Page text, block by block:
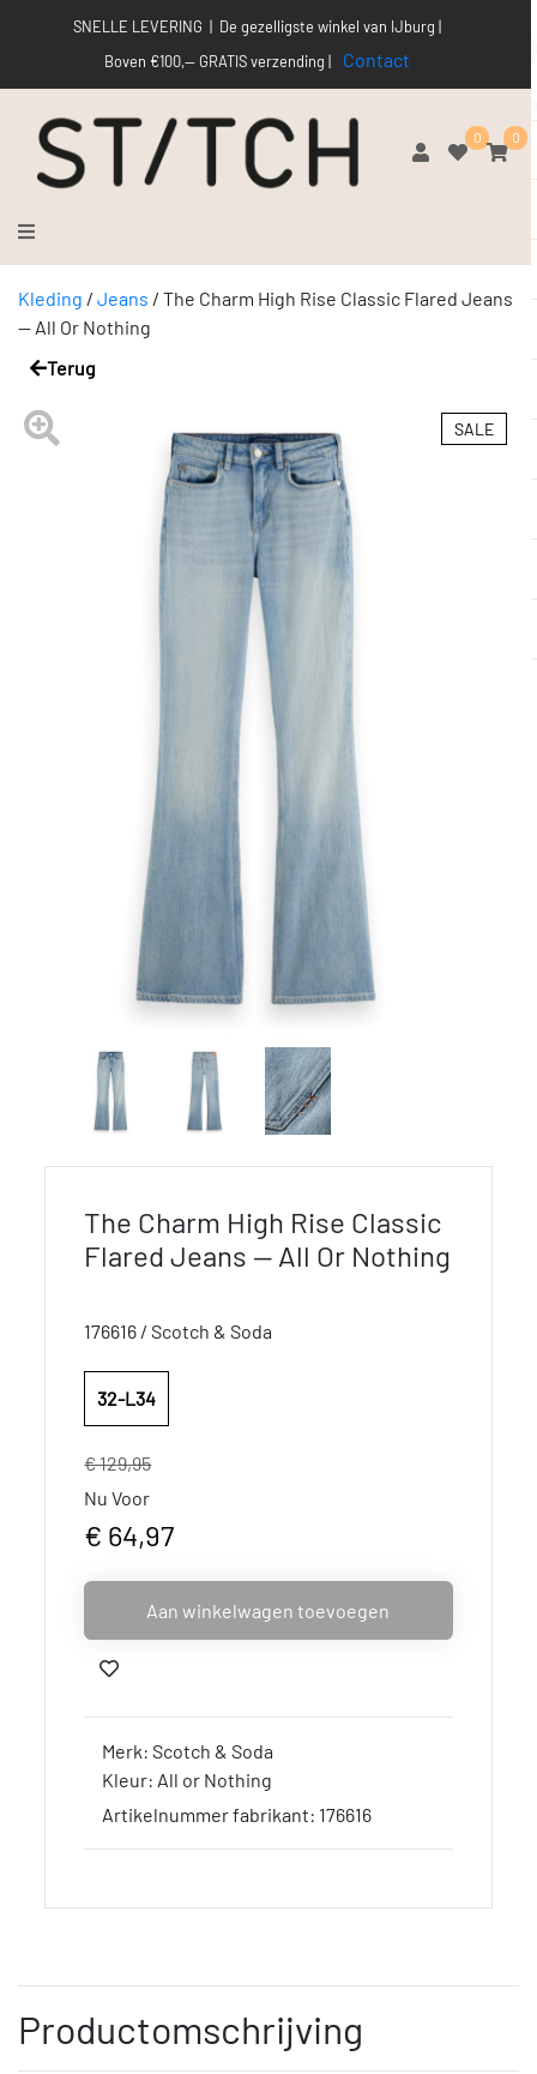
SNELLE LEVERING | De gezelligste winkel van IJburg |
Boven €100,-- GRATIS verzending |
Contact
0 0
Kleding / Jeans / The Charm High Rise Classic Flared Jeans
— All Or Nothing
Terug
SALE
The Charm High Rise Classic
Flared Jeans — All Or Nothing
176616 / Scotch & Soda
32-L34
€ 129,95
Nu Voor
€ 64,97
Aan winkelwagen toevoegen
Merk: Scotch & Soda
Kleur: All or Nothing
Artikelnummer fabrikant: 176616
Productomschrijving